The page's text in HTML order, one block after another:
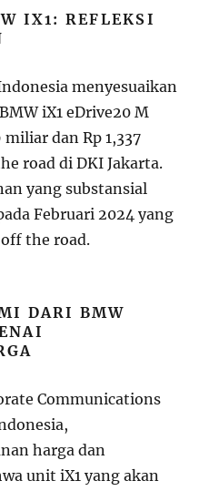
IX1: REFLEKSI
menyesuaikan
iX1 eDrive20 M
dan Rp 1,337
road di DKI Jakarta.
yang substansial
Februari 2024 yang
off the road.
DARI BMW
Communications
harga dan
unit iX1 yang akan